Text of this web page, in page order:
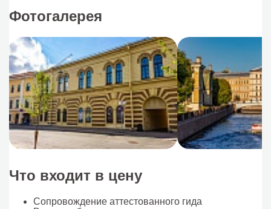
Фотогалерея
Что входит в цену
Сопровождение аттестованного гида